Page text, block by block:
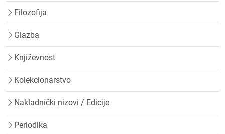
Filozofija
Glazba
Književnost
Kolekcionarstvo
Nakladnički nizovi / Edicije
Periodika